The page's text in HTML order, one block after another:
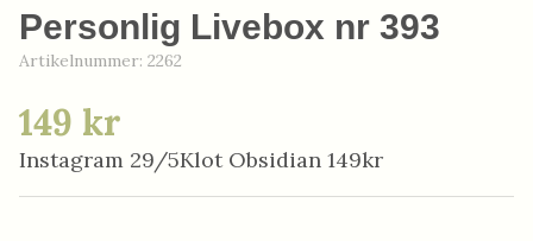
Personlig Livebox nr 393
Artikelnummer: 2262
149 kr
Instagram 29/5Klot Obsidian 149kr